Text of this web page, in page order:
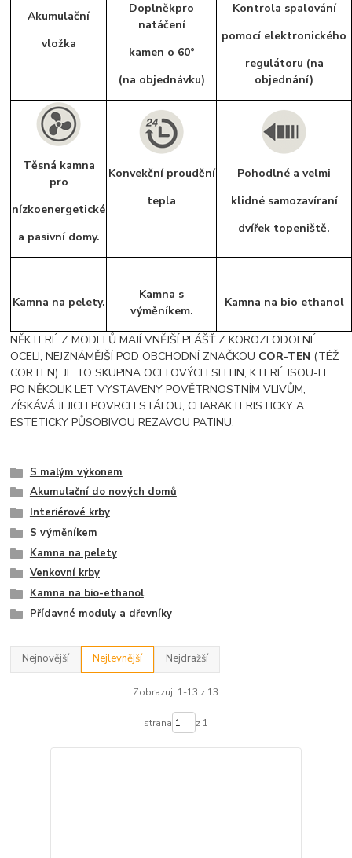
Akumulační
vložka
Doplněkpro
natáčení
kamen o 60°
(na objednávku)
Kontrola spalování
pomocí elektronického
regulátoru (na
objednání)
Těsná kamna
pro
nízkoenergetické
a pasivní domy.
Konvekční proudění
tepla
Pohodlné a velmi
klidné samozavíraní
dvířek topeniště.
Kamna na pelety.
Kamna s
výměníkem.
Kamna na bio ethanol
NĚKTERÉ Z MODELŮ MAJÍ VNĚJŠÍ PLÁŠŤ Z KOROZI ODOLNÉ
OCELI, NEJZNÁMĚJŠÍ POD OBCHODNÍ ZNAČKOU COR-TEN (TÉŽ
CORTEN). JE TO SKUPINA OCELOVÝCH SLITIN, KTERÉ JSOU-LI
PO NĚKOLIK LET VYSTAVENY POVĚTRNOSTNÍM VLIVŮM,
ZÍSKÁVÁ JEJICH POVRCH STÁLOU, CHARAKTERISTICKY A
ESTETICKY PŮSOBIVOU REZAVOU PATINU.
S malým výkonem
Akumulační do nových domů
Interiérové krby
S výměníkem
Kamna na pelety
Venkovní krby
Kamna na bio-ethanol
Přídavné moduly a dřevníky
Nejnovější Nejlevnější Nejdražší
Zobrazuji 1-13 z 13
strana z 1